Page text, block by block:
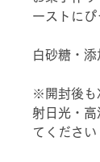
ーストにぴ
白砂糖・添
※開封後も
射日光・
てください